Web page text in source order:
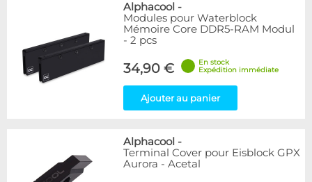
Alphacool -
Modules pour Waterblock
Mémoire Core DDR5-RAM Modul
- 2 pcs
34,90 €
En stock
Expédition immédiate
Ajouter au panier
Alphacool -
Terminal Cover pour Eisblock GPX
Aurora - Acetal